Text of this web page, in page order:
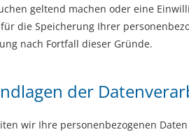
geltend machen oder eine
die Speicherung Ihrer
nach Fortfall dieser Gründe.
der
wir Ihre personenbezogenen